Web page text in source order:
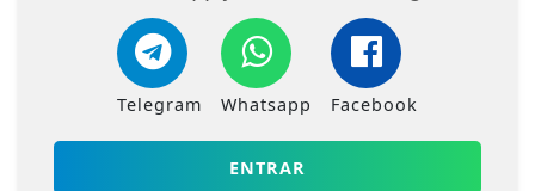
Telegram Whatsapp Facebook
ENTRAR